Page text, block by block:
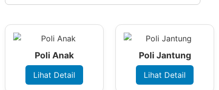
Poli Anak
Lihat Detail
Poli Jantung
Lihat Detail